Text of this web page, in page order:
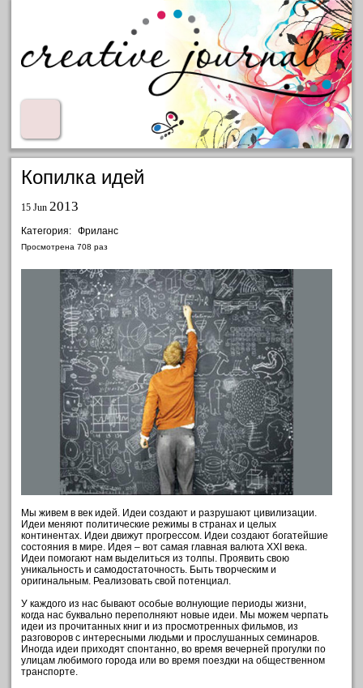
15 Jun2013
Копилка идей
Категория: Фриланс
Просмотрена708 раз
Мы живем в век идей. Идеи создают и разрушают цивилизации.
Идеи меняют политические режимы в странах и целых
континентах. Идеи движут прогрессом. Идеи создают богатейшие
состояния в мире. Идея – вот самая главная валюта XXI века.
Идеи помогают нам выделиться из толпы. Проявить свою
уникальность и самодостаточность. Быть творческим и
оригинальным. Реализовать свой потенциал.
У каждого из нас бывают особые волнующие периоды жизни,
когда нас буквально переполняют новые идеи. Мы можем черпать
идеи из прочитанных книг и из просмотренных фильмов, из
разговоров с интересными людьми и прослушанных семинаров.
Иногда идеи приходят спонтанно, во время вечерней прогулки по
улицам любимого города или во время поездки на общественном
транспорте.